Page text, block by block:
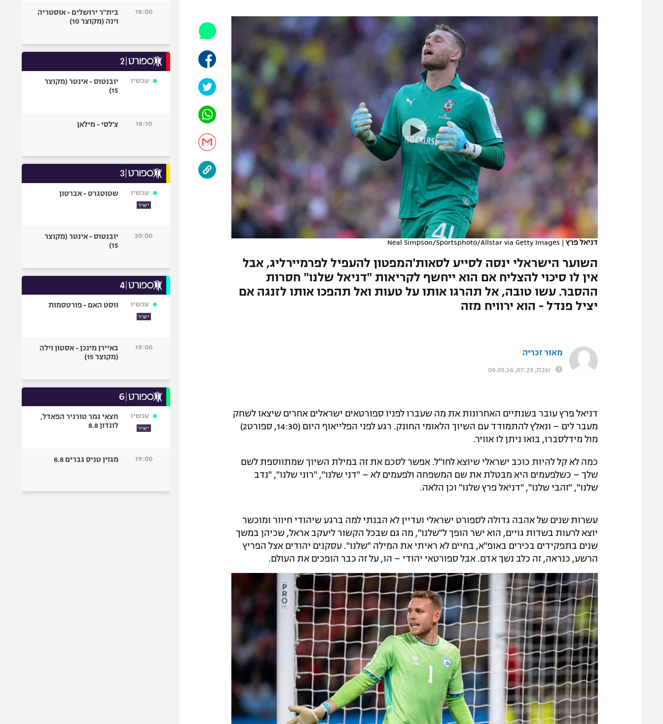
תקנון עבור פעילות ספורט 1 – "מרלן"
תנאי שימוש
מדיניות פרטיות
רשיון להקרנה פומבית לבית עסק
לוח דרושים – ג'ובנט
המגזין
הפועל תל אביב
הפועל חיפה
הפועל באר שבע
מכבי נתניה
בני יהודה
ליגה סינית
ליגה ברזילאית
אופניים
כדורמים
פוטבול אמריקאי NFL
ספורט אתגרי
דניאל פרץ |
Neal Simpson/Sportsphoto/Allstar via Getty Images
השוער הישראלי ינסה לסייע לסאות'המפטון להעפיל לפרמיירליג, אבל
אין לו סיכוי להצליח אם הוא ייחשף לקריאות "דניאל שלנו" חסרות
ההסבר. עשו טובה, אל תהרגו אותו על טעות ואל תהפכו אותו לזנגה אם
יציל פנדל - הוא ירוויח מזה
מאור זכריה
שבת, 07:23, 09.05.26
דניאל פרץ עובר בשנתיים האחרונות את מה שעברו לפניו ספורטאים ישראלים אחרים שיצאו לשחק
מעבר לים – ונאלץ להתמודד עם השיוך הלאומי החונק. רגע לפני הפלייאוף היום (14:30, ספורט2)
מול מידלסברו, בואו ניתן לו אוויר.
כמה לא קל להיות כוכב ישראלי שיוצא לחו"ל. אפשר לסכם את זה במילת השיוך שמתווספת לשם
שלך – כשלפעמים היא מבטלת את שם המשפחה ולפעמים לא – "דני שלנו", "רוני שלנו", "נדב
שלנו", "זהבי שלנו", "דניאל פרץ שלנו" וכן הלאה.
עשרות שנים של אהבה גדולה לספורט ישראלי ועדיין לא הבנתי למה ברגע שיהודי חיוור ומוכשר
יוצא לרעות בשדות גויים, הוא ישר הופך ל"שלנו", מה גם שבכל הקשור ליעקב אראל, שכיהן במשך
שנים בתפקידים בכירים באופ"א, בחיים לא ראיתי את המילה "שלנו". עסקנים יהודים אצל הפריץ
הרשע, כנראה, זה כלב נשך אדם. אבל ספורטאי יהודי – הו, על זה כבר הופכים את העולם.
18:00
בית"ר ירושלים - אוסטריה
וינה (מקוצר 10)
עכשיו
יובנטוס - אינטר (מקוצר
15)
18:10 צ'לסי - מילאן
עכשיו
ישיר
שטוטגרט - אברטון
20:00
יובנטוס - אינטר (מקוצר
15)
עכשיו
ישיר
ווסט האם - פורטסמות
19:00
באיירן מינכן - אסטון וילה
(מקוצר 15)
עכשיו
ישיר
חצאי גמר טורניר הפאדל,
לונדון 8.8
19:00 מגזין טניס גברים 6.8